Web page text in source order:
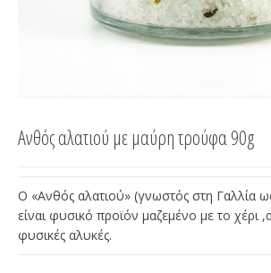
Ανθός αλατιού με μαύρη τρούφα 90g
Ο «Ανθός αλατιού» (γνωστός στη Γαλλία
είναι φυσικό προϊόν μαζεμένο με το χέρι
φυσικές αλυκές.